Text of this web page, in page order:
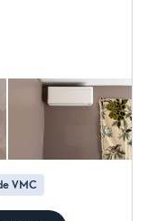
VMC